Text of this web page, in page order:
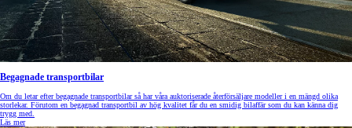
Begagnade transportbilar
Om du letar efter begagnade transportbilar så har våra auktoriserade återförsäljare modeller i en mängd olika
storlekar. Förutom en begagnad transportbil av hög kvalitet får du en smidig bilaffär som du kan känna dig
trygg med.
Läs mer